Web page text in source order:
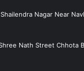
Nagar Near
Nath Street Chhota